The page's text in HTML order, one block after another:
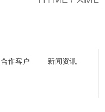
合作客户 新闻资讯